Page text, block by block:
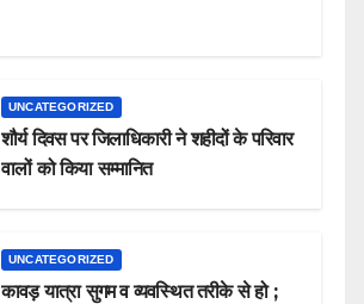
UNCATEGORIZED
शौर्य दिवस पर जिलाधिकारी ने शहीदों के परिवार
वालों को किया सम्मानित
UNCATEGORIZED
कावड़ यात्रा सुगम व व्यवस्थित तरीके से हो ;